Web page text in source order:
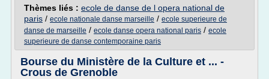
Thèmes liés : ecole de danse de l opera national de
paris / ecole nationale danse marseille / ecole superieure de
danse de marseille / ecole danse opera national paris / ecole
superieure de danse contemporaine paris
Bourse du Ministère de la Culture et ... -
Crous de Grenoble